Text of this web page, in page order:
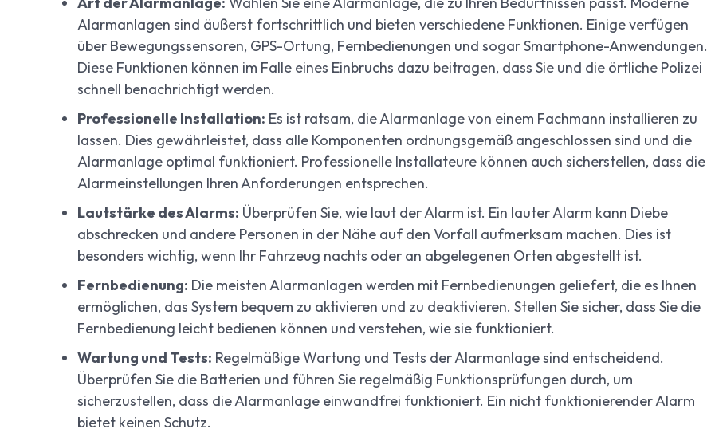
Alarmanlagen sind äußerst fortschrittlich und bieten verschiedene Funktionen. Einige verfügen
über Bewegungssensoren, GPS-Ortung, Fernbedienungen und sogar Smartphone-Anwendungen.
Diese Funktionen können im Falle eines Einbruchs dazu beitragen, dass Sie und die örtliche Polizei
schnell benachrichtigt werden.
Professionelle Installation: Es ist ratsam, die Alarmanlage von einem Fachmann installieren zu
lassen. Dies gewährleistet, dass alle Komponenten ordnungsgemäß angeschlossen sind und die
Alarmanlage optimal funktioniert. Professionelle Installateure können auch sicherstellen, dass die
Alarmeinstellungen Ihren Anforderungen entsprechen.
Lautstärke des Alarms: Überprüfen Sie, wie laut der Alarm ist. Ein lauter Alarm kann Diebe
abschrecken und andere Personen in der Nähe auf den Vorfall aufmerksam machen. Dies ist
besonders wichtig, wenn Ihr Fahrzeug nachts oder an abgelegenen Orten abgestellt ist.
Fernbedienung: Die meisten Alarmanlagen werden mit Fernbedienungen geliefert, die es Ihnen
ermöglichen, das System bequem zu aktivieren und zu deaktivieren. Stellen Sie sicher, dass Sie die
Fernbedienung leicht bedienen können und verstehen, wie sie funktioniert.
Wartung und Tests: Regelmäßige Wartung und Tests der Alarmanlage sind entscheidend.
Überprüfen Sie die Batterien und führen Sie regelmäßig Funktionsprüfungen durch, um
sicherzustellen, dass die Alarmanlage einwandfrei funktioniert. Ein nicht funktionierender Alarm
bietet keinen Schutz.